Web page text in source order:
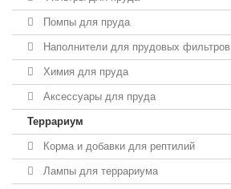
Помпы для пруда
Наполнители для прудовых фильтров
Химия для пруда
Аксессуары для пруда
Террариум
Корма и добавки для рептилий
Лампы для террариума